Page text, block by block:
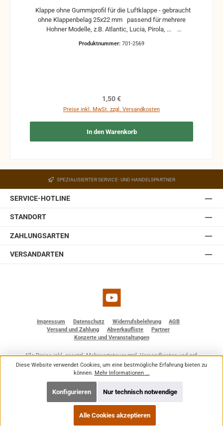
ohne Klappenbelag 25x22 mm passend für mehrere
Hohner Modelle, z.B. Atlantic, Lucia, Pirola, ...
Funktion nicht mehr gewährleistet werden und die
Produktnummer: 701-2569
Regulärer Preis:
1,50 €
Preise inkl. MwSt. zzgl. Versandkosten
In den Warenkorb
SPEZIALISIERTER SERVICE- UND HANDELSPARTNER
SERVICE-HOTLINE
STANDORT
ZAHLUNGSARTEN
VERSANDARTEN
YouTube
Impressum Datenschutz Widerrufsbelehrung
AGB
Versand und Zahlung
Abverkaufliste
Partner
Konzerte und Veranstaltungen
Alle Preise inkl. gesetzl. Mehrwertsteuer zzgl.Versandkostenund ggf.
Nachnahmegebühren, wenn nicht anders angegeben.
© 2026 BF - Dienstleistungen - Alle Rechte vorbehalten. Theme by
Diese Website verwendet Cookies, um eine bestmögliche Erfahrung bieten zu
können. Mehr Informationen ...
Nur technisch notwendige
Konfigurieren
Alle Cookies akzeptieren